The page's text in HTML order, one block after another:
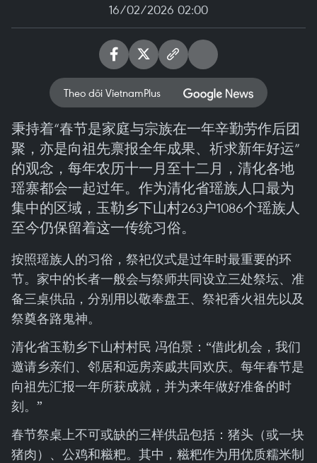
16/02/2026 02:00
Theo dõi VietnamPlus
秉持着“春节是家庭与宗族在一年辛勤劳作后团
聚，亦是向祖先禀报全年成果、祈求新年好运”
的观念，每年农历十一月至十二月，清化各地
瑶寨都会一起过年。作为清化省瑶族人口最为
集中的区域，玉勒乡下山村263户1086个瑶族人
至今仍保留着这一传统习俗。
按照瑶族人的习俗，祭祀仪式是过年时最重要的环
节。家中的长者一般会与祭师共同设立三处祭坛、准
备三桌供品，分别用以敬奉盘王、祭祀香火祖先以及
祭奠各路鬼神。
清化省玉勒乡下山村村民 冯伯景：“借此机会，我们
邀请乡亲们、邻居和远房亲戚共同欢庆。每年春节是
向祖先汇报一年所获成就，并为来年做好准备的时
刻。”
春节祭桌上不可或缺的三样供品包括：猪头（或一块
猪肉）、公鸡和糍粑。其中，糍粑作为用优质糯米制